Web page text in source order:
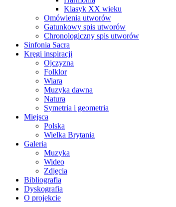
Klasyk XX wieku
Omówienia utworów
Gatunkowy spis utworów
Chronologiczny spis utworów
Sinfonia Sacra
Kręgi inspiracji
Ojczyzna
Folklor
Wiara
Muzyka dawna
Natura
Symetria i geometria
Miejsca
Polska
Wielka Brytania
Galeria
Muzyka
Wideo
Zdjęcia
Bibliografia
Dyskografia
O projekcie